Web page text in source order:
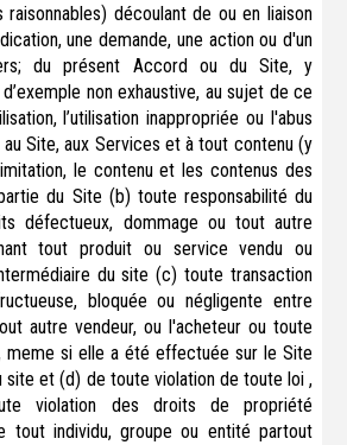
raisonnables) découlant de ou en liaison
une demande, une action ou d'un
du présent Accord ou du Site, y
non exhaustive, au sujet de ce
l’utilisation inappropriée ou l'abus
au Site, aux Services et à tout contenu (y
le contenu et les contenus des
du Site (b) toute responsabilité du
défectueux, dommage ou tout autre
tout produit ou service vendu ou
du site (c) toute transaction
bloquée ou négligente entre
autre vendeur, ou l'acheteur ou toute
meme si elle a été effectuée sur le Site
site et (d) de toute violation de toute loi ,
violation des droits de propriété
tout individu, groupe ou entité partout